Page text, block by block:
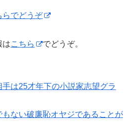
らでどうぞ
はこちら でどうぞ。
は25才年下の小説家志望グラ
ない破廉恥オヤジであることが